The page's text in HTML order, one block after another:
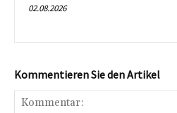
02.08.2026
Kommentieren Sie den Artikel